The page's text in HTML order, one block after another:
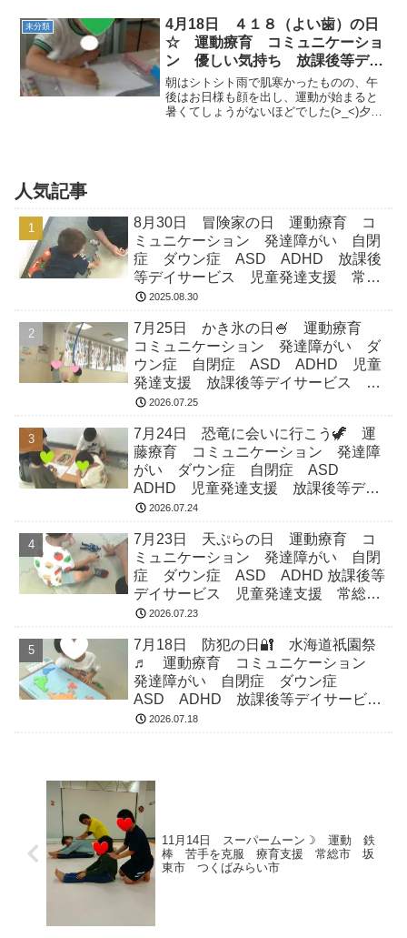
宿題や工作！お友達や職員との遊びな
ど、やりたいことがた...
未分類
4月18日 ４１８（よい歯）の日
☆ 運動療育 コミュニケーショ
ン 優しい気持ち 放課後等デイ
サービス 常総市 つくばみらい
市
朝はシトシト雨で肌寒かったものの、午
後はお日様も顔を出し、運動が始まると
暑くてしょうがないほどでした(>_<)夕方
人気記事
8月30日 冒険家の日 運動療育 コ
ミュニケーション 発達障がい 自閉
症 ダウン症 ASD ADHD 放課後
等デイサービス 児童発達支援 常総
市 つくばみらい市 坂東市 守谷市
2025.08.30
7月25日 かき氷の日🍧 運動療育
コミュニケーション 発達障がい ダ
ウン症 自閉症 ASD ADHD 児童
発達支援 放課後等デイサービス 常
総市 つくばみらい市 坂東市 守谷
2026.07.25
7月24日 恐竜に会いに行こう🦖 運
藤療育 コミュニケーション 発達障
がい ダウン症 自閉症 ASD
ADHD 児童発達支援 放課後等デイ
サービス 常総市 つくばみらい市
2026.07.24
7月23日 天ぷらの日 運動療育 コ
ミュニケーション 発達障がい 自閉
症 ダウン症 ASD ADHD 放課後等
デイサービス 児童発達支援 常総
市 つくばみらい市 坂東市 守谷市
2026.07.23
7月18日 防犯の日🔐 水海道祇園祭
♬ 運動療育 コミュニケーション
発達障がい 自閉症 ダウン症
ASD ADHD 放課後等デイサービ
ス 児童発達支援 常総市 つくばみ
2026.07.18
11月14日 スーパームーン☽ 運動 鉄
棒 苦手を克服 療育支援 常総市 坂
東市 つくばみらい市